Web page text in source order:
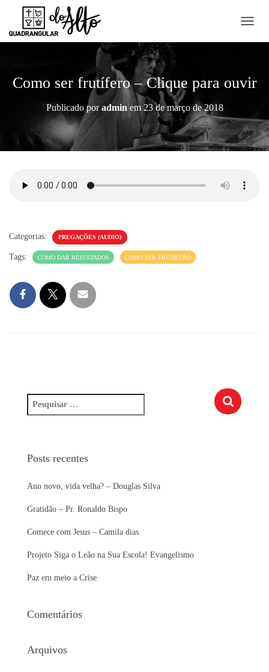
L
R
N
N
A
V
Como ser frutífero – Clique para ouvir
Publicado poradmin em 23 de março de 2018
Categorias: PREGAÇÕES (AUDIO)
Tags: COMO DAR RESULTADOS COMO SER FRUTIFERO
e
u
r
o
:
Posts recentes
Ano novo, vida velha? – Douglas Silva
Gratidão – Pr. Ronaldo Bispo
Comece com Jesus – Camila dias
Projeto Siga o Leão na Sua Escola! Evangelismo
Paz em meio a Crise
Comentários
Arquivos